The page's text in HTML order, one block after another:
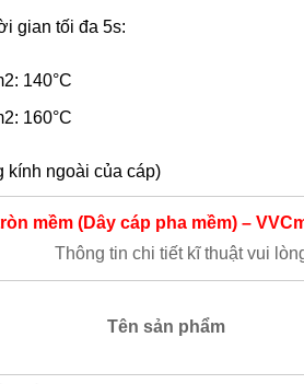
gian tối đa 5s:
140°C
160°C
kính ngoài của cáp)
mềm (Dây cáp pha mềm) –
Thông tin chi tiết kĩ thuật vui
Tên sản phẩm